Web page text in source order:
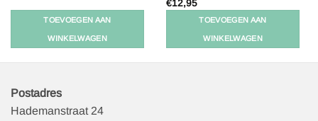
TOEVOEGEN AAN
WINKELWAGEN
€12,95
TOEVOEGEN AAN
WINKELWAGEN
Postadres
Hademanstraat 24